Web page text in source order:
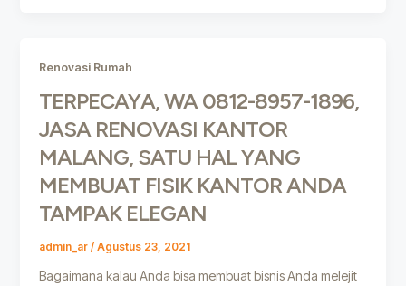
Renovasi Rumah
TERPECAYA, WA 0812-8957-1896,
JASA RENOVASI KANTOR
MALANG, SATU HAL YANG
MEMBUAT FISIK KANTOR ANDA
TAMPAK ELEGAN
admin_ar / Agustus 23, 2021
Bagaimana kalau Anda bisa membuat bisnis Anda melejit